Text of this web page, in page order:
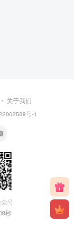
关于我们
号-1
众号
秒